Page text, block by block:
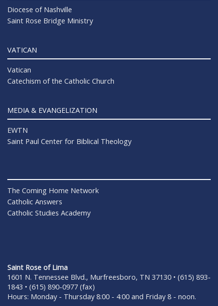
Diocese of Nashville
Saint Rose Bridge Ministry
VATICAN
Vatican
Catechism of the Catholic Church
MEDIA & EVANGELIZATION
EWTN
Saint Paul Center for Biblical Theology
The Coming Home Network
Catholic Answers
Catholic Studies Academy
Saint Rose of Lima
1601 N. Tennessee Blvd., Murfreesboro, TN 37130 • (615) 893-
1843 • (615) 890-0977 (fax)
Hours: Monday - Thursday 8:00 - 4:00 and Friday 8 - noon.